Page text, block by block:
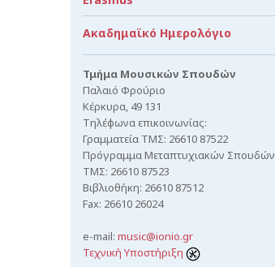
Ακαδημαϊκό Ημερολόγιο
Τμήμα Μουσικών Σπουδών
Παλαιό Φρούριο
Κέρκυρα, 49 131
Τηλέφωνα επικοινωνίας:
Γραμματεία ΤΜΣ: 26610 87522
Πρόγραμμα Μεταπτυχιακών Σπουδών
ΤΜΣ: 26610 87523
Βιβλιοθήκη: 26610 87512
Fax: 26610 26024
e-mail: music@ionio.gr
Τεχνική Υποστήριξη